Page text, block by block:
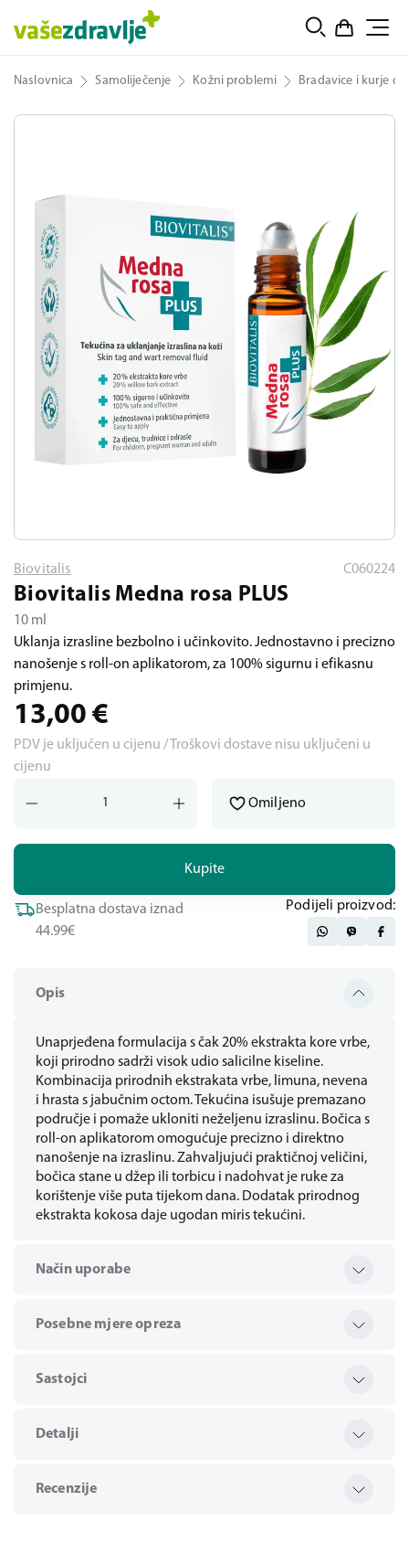
Naslovnica Samoliječenje Kožni problemi Bradavice i kurje oči
Opis
Unaprjeđena formulacija s čak 20% ekstrakta kore vrbe,
koji prirodno sadrži visok udio salicilne kiseline.
Kombinacija prirodnih ekstrakata vrbe, limuna, nevena
i hrasta s jabučnim octom. Tekućina isušuje premazano
područje i pomaže ukloniti neželjenu izraslinu. Bočica s
roll-on aplikatorom omogućuje precizno i direktno
nanošenje na izraslinu. Zahvaljujući praktičnoj veličini,
bočica stane u džep ili torbicu i nadohvat je ruke za
korištenje više puta tijekom dana. Dodatak prirodnog
ekstrakta kokosa daje ugodan miris tekućini.
Način uporabe
Posebne mjere opreza
Sastojci
Detalji
Recenzije
Biovitalis C060224
Biovitalis Medna rosa PLUS
10 ml
Uklanja izrasline bezbolno i učinkovito. Jednostavno i precizno
nanošenje s roll-on aplikatorom, za 100% sigurnu i efikasnu
primjenu.
13,00 €
PDV je uključen u cijenu / Troškovi dostave nisu uključeni u
cijenu
Kupite
Omiljeno
Besplatna dostava iznad
44.99€
Podijeli proizvod: